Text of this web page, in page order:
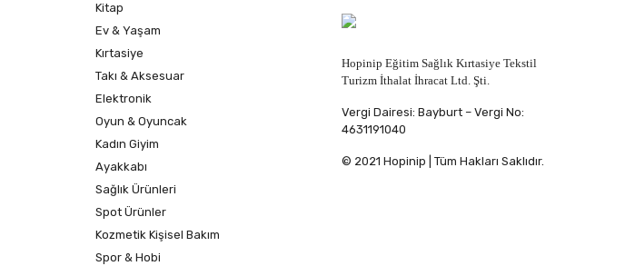
Kitap
Ev & Yaşam
Kırtasiye
Takı & Aksesuar
Elektronik
Oyun & Oyuncak
Kadın Giyim
Ayakkabı
Sağlık Ürünleri
Spot Ürünler
Kozmetik Kişisel Bakım
Spor & Hobi
Hopinip Eğitim Sağlık Kırtasiye Tekstil
Turizm İthalat İhracat Ltd. Şti.
Vergi Dairesi: Bayburt – Vergi No:
4631191040
© 2021 Hopinip | Tüm Hakları Saklıdır.